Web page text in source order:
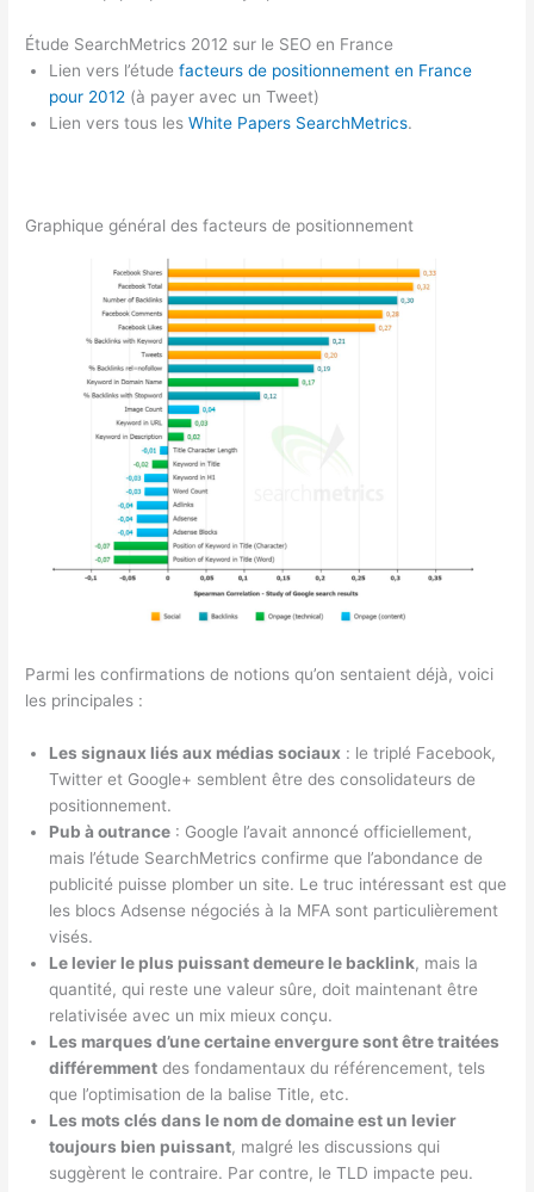
Étude SearchMetrics 2012 sur le SEO en France
Lien vers l’étudefacteurs de positionnement en France
pour 2012 (à payer avec un Tweet)
Lien vers tous lesWhite Papers SearchMetrics.
Graphique général des facteurs de positionnement
Parmi les confirmations de notions qu’on sentaient déjà, voici
les principales :
Les signaux liés aux médias sociaux : le triplé Facebook,
Twitter et Google+ semblent être des consolidateurs de
positionnement.
Pub à outrance : Google l’avait annoncé officiellement,
mais l’étude SearchMetrics confirme que l’abondance de
publicité puisse plomber un site. Le truc intéressant est que
les blocs Adsense négociés à la MFA sont particulièrement
visés.
Le levier le plus puissant demeure le backlink, mais la
quantité, qui reste une valeur sûre, doit maintenant être
relativisée avec un mix mieux conçu.
Les marques d’une certaine envergure sont être traitées
différemment des fondamentaux du référencement, tels
que l’optimisation de la balise Title, etc.
Les mots clés dans le nom de domaine est un levier
toujours bien puissant, malgré les discussions qui
suggèrent le contraire. Par contre, le TLD impacte peu.